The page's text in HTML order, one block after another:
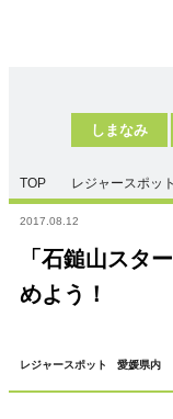
しまなみ
TOP レジャースポット
の星を眺めよう！
2017.08.12
「石鎚山スタ
めよう！
レジャースポット 愛媛県内